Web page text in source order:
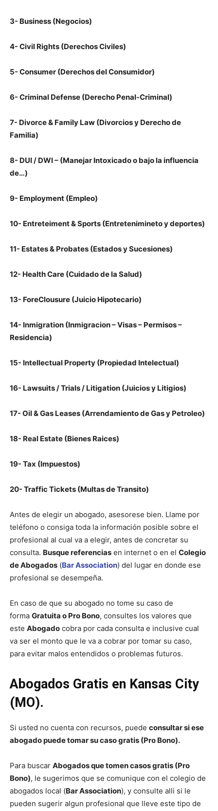
3- Business (Negocios)
4- Civil Rights (Derechos Civiles)
5- Consumer (Derechos del Consumidor)
6- Criminal Defense (Derecho Penal-Criminal)
7- Divorce & Family Law (Divorcios y Derecho de
Familia)
8- DUI / DWI – (Manejar Intoxicado o bajo la influencia
de…)
9- Employment (Empleo)
10- Entreteiment & Sports (Entretenimineto y deportes)
11- Estates & Probates (Estados y Sucesiones)
12- Health Care (Cuidado de la Salud)
13- ForeClousure (Juicio Hipotecario)
14- Inmigration (Inmigracion – Visas – Permisos –
Residencia)
15- Intellectual Property (Propiedad Intelectual)
16- Lawsuits / Trials / Litigation (Juicios y Litigios)
17- Oil & Gas Leases (Arrendamiento de Gas y Petroleo)
18- Real Estate (Bienes Raices)
19- Tax (Impuestos)
20- Traffic Tickets (Multas de Transito)
Antes de elegir un abogado, asesorese bien. Llame por
teléfono o consiga toda la información posible sobre el
profesional al cual va a elegir, antes de concretar su
consulta. Busque referencias en internet o en el Colegio
de Abogados (Bar Association) del lugar en donde ese
profesional se desempeña.
En caso de que su abogado no tome su caso de
forma Gratuita o Pro Bono, consultes los valores que
este Abogado cobra por cada consulta e inclusive cual
va ser el monto que le va a cobrar por tomar su caso,
para evitar malos entendidos o problemas futuros.
Abogados Gratis en Kansas City
(MO).
Si usted no cuenta con recursos, puede consultar si ese
abogado puede tomar su caso gratis (Pro Bono).
Para buscar Abogados que tomen casos gratis (Pro
Bono), le sugerimos que se comunique con el colegio de
abogados local (Bar Association), y consulte alli si le
pueden sugerir algun profesional que lleve este tipo de